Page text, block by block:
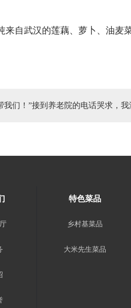
来自武汉的莲藕、萝卜、油麦
们！”接到养老院的电话哭求，我没有勇气
特色菜品
乡村基菜品
大米先生菜品